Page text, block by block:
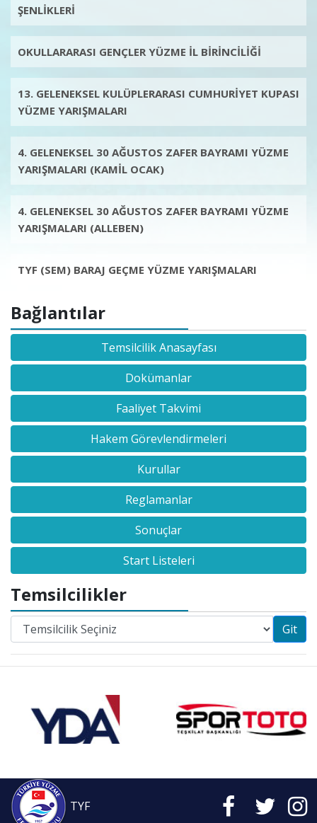
ŞENLİKLERİ
OKULLARARASI GENÇLER YÜZME İL BİRİNCİLİĞİ
13. GELENEKSEL KULÜPLERARASI CUMHURİYET KUPASI
YÜZME YARIŞMALARI
4. GELENEKSEL 30 AĞUSTOS ZAFER BAYRAMI YÜZME
YARIŞMALARI (KAMİL OCAK)
4. GELENEKSEL 30 AĞUSTOS ZAFER BAYRAMI YÜZME
YARIŞMALARI (ALLEBEN)
TYF (SEM) BARAJ GEÇME YÜZME YARIŞMALARI
Bağlantılar
Temsilcilik Anasayfası
Dokümanlar
Faaliyet Takvimi
Hakem Görevlendirmeleri
Kurullar
Reglamanlar
Sonuçlar
Start Listeleri
Temsilcilikler
Git
TYF